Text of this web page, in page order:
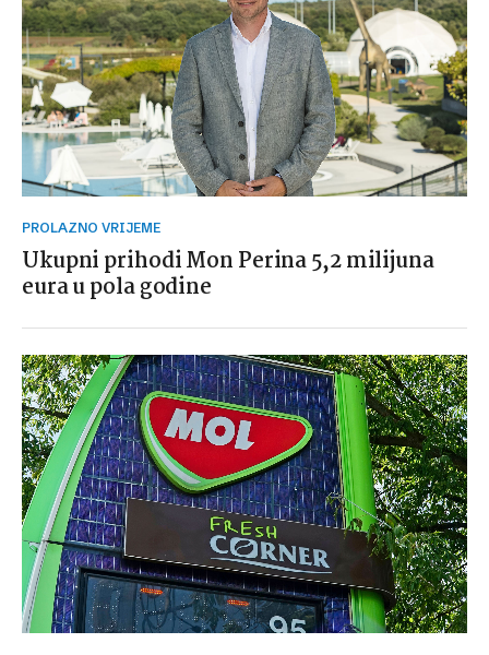
PROLAZNO VRIJEME
Ukupni prihodi Mon Perina 5,2 milijuna
eura u pola godine